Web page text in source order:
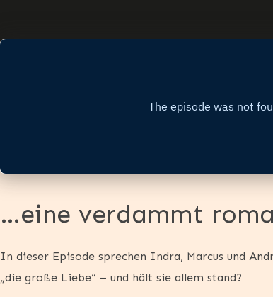
…eine verdammt
In dieser Episode sprechen Indra, Marcus und
„die große Liebe“ – und hält sie allem stand?